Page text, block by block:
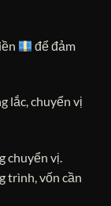
để đảm
lắc, chuyển vị
chuyển vị.
trình, vốn cần